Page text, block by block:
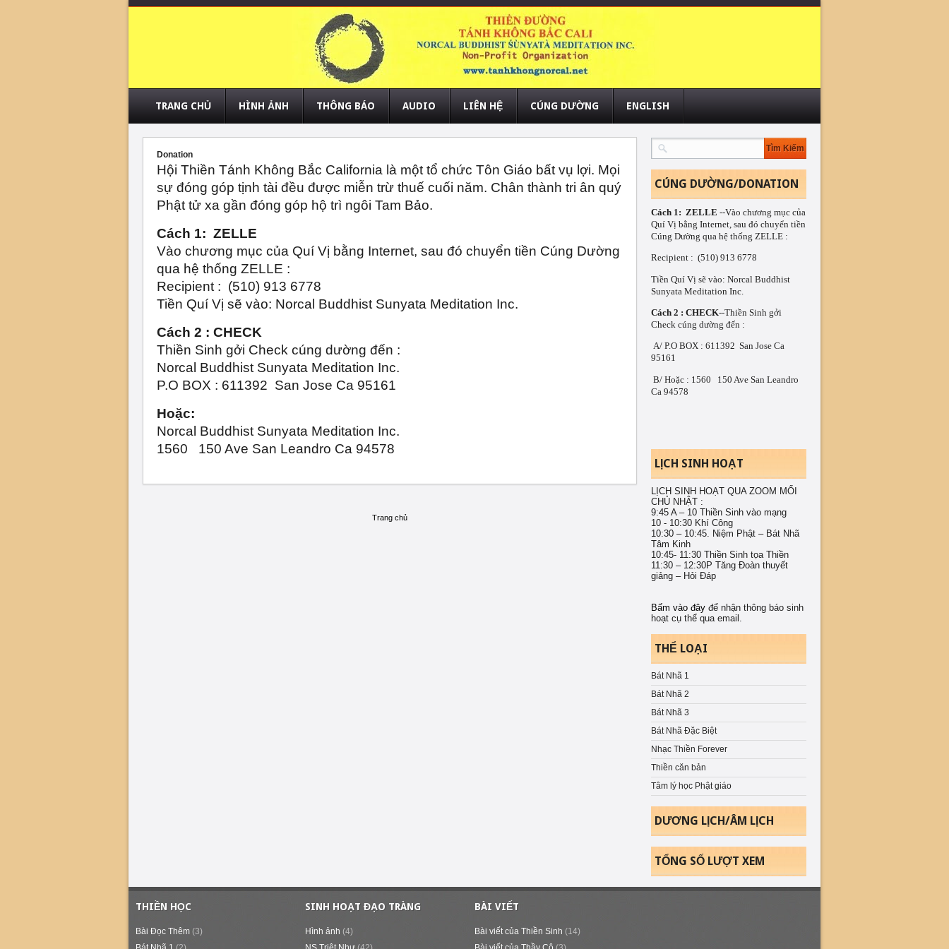
TRANG CHỦ HÌNH ẢNH THÔNG BÁO AUDIO LIÊN HỆ CÚNG DƯỜNG ENGLISH
Donation
Hội Thiền Tánh Không Bắc California là một tổ chức Tôn Giáo bất vụ lợi. Mọi
sự đóng góp tịnh tài đều được miễn trừ thuế cuối năm. Chân thành tri ân quý
Phật tử xa gần đóng góp hộ trì ngôi Tam Bảo.
Cách 1:  ZELLE
Vào chương mục của Quí Vị bằng Internet, sau đó chuyển tiền Cúng Dường
qua hệ thống ZELLE :
Recipient :  (510) 913 6778
Tiền Quí Vị sẽ vào: Norcal Buddhist Sunyata Meditation Inc.
Cách 2 : CHECK
Thiền Sinh gởi Check cúng dường đến :
Norcal Buddhist Sunyata Meditation Inc.
P.O BOX : 611392  San Jose Ca 95161
Hoặc:
Norcal Buddhist Sunyata Meditation Inc.
1560   150 Ave San Leandro Ca 94578
Trang chủ
CÚNG DƯỜNG/DONATION
Cách 1:  ZELLE --Vào chương mục của
Quí Vị bằng Internet, sau đó chuyển tiền
Cúng Dường qua hệ thống ZELLE :
Recipient :  (510) 913 6778
Tiền Quí Vị sẽ vào: Norcal Buddhist
Sunyata Meditation Inc.
Cách 2 : CHECK--Thiền Sinh gởi
Check cúng dường đến :
95161
Ca 94578
LỊCH SINH HOẠT
LỊCH SINH HOẠT QUA ZOOM MỔI
CHỦ NHẬT :
9:45 A – 10 Thiền Sinh vào mạng
10 - 10:30 Khí Công
10:30 – 10:45. Niệm Phật – Bát Nhã
Tâm Kinh
10:45- 11:30 Thiền Sinh tọa Thiền
11:30 – 12:30P Tăng Đoàn thuyết
giảng – Hỏi Đáp
Bấm vào đây để nhận thông báo sinh
hoạt cụ thể qua email.
THỂ LOẠI
Bát Nhã 1
Bát Nhã 2
Bát Nhã 3
Bát Nhã Đặc Biệt
Nhạc Thiền Forever
Thiền căn bản
Tâm lý học Phật giáo
DƯƠNG LỊCH/ÂM LỊCH
TỔNG SỐ LƯỢT XEM
THIỀN HỌC
Bài Đọc Thêm (3)
SINH HOẠT ĐẠO TRÀNG
Hình ảnh (4)
BÀI VIẾT
Bài viết của Thiền Sinh (14)